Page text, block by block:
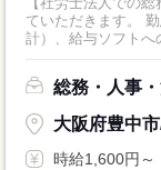
ていただきます。
計）、給与ソフトへ
総務・人事
大阪府豊中
時給1,600円～